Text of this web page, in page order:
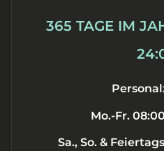
365 TAGE IM
Mo.-Fr.
Sa., So. &